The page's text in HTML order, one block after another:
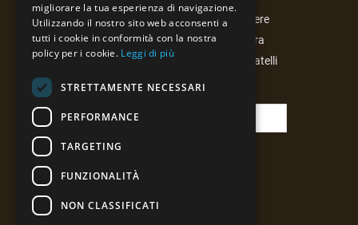
Iscrivendoti alla newsletter potrai essere
costantemente aggiornato sulla nostra
attività, le curiosità e le proposte di Fratelli
Lusardi di Ferdinando snc.
migliorare la tua esperienza di navigazione.
Utilizzando il nostro sito web acconsenti a
tutti i cookie in conformità con la nostra
policy per i cookie. Leggi di più
STRETTAMENTE NECESSARI
PERFORMANCE
TARGETING
FUNZIONALITÀ
NON CLASSIFICATI